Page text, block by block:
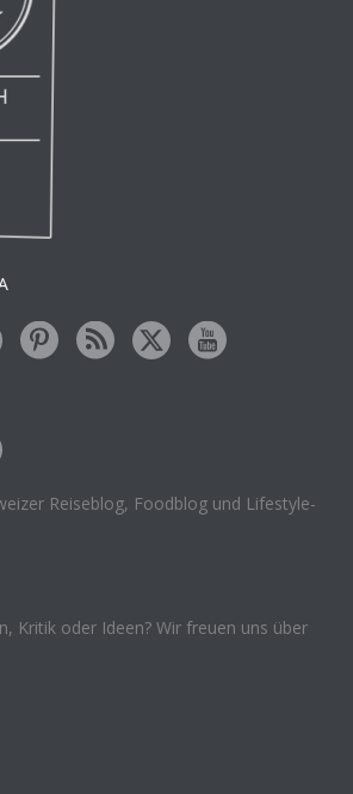
Reiseblog, Foodblog und Lifestyle-
Kritik oder Ideen? Wir freuen uns über